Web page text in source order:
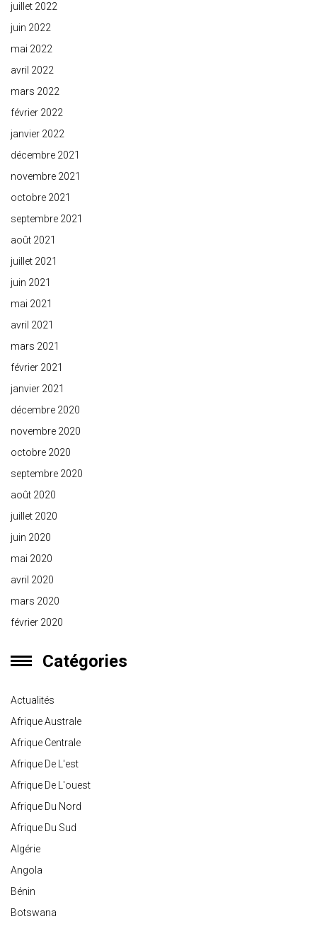
juillet 2022
juin 2022
mai 2022
avril 2022
mars 2022
février 2022
janvier 2022
décembre 2021
novembre 2021
octobre 2021
septembre 2021
août 2021
juillet 2021
juin 2021
mai 2021
avril 2021
mars 2021
février 2021
janvier 2021
décembre 2020
novembre 2020
octobre 2020
septembre 2020
août 2020
juillet 2020
juin 2020
mai 2020
avril 2020
mars 2020
février 2020
Catégories
Actualités
Afrique Australe
Afrique Centrale
Afrique De L'est
Afrique De L'ouest
Afrique Du Nord
Afrique Du Sud
Algérie
Angola
Bénin
Botswana